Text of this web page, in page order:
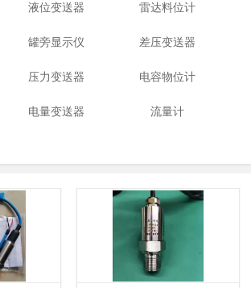
类
液位变送器 雷达料位计
罐旁显示仪 差压变送器
压力变送器 电容物位计
电量变送器 流量计